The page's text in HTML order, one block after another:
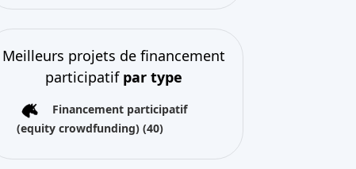
Meilleurs projets de financement
participatif par type
Financement participatif
(equity crowdfunding)(40)